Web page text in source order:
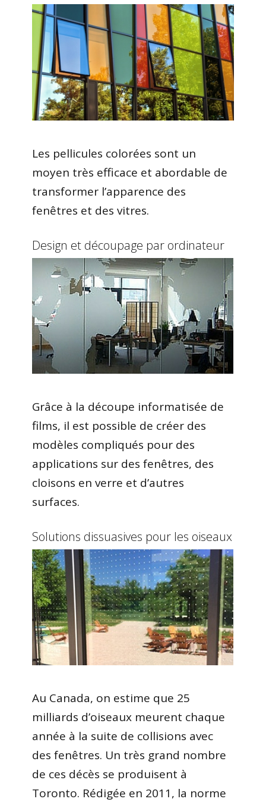
Les pellicules colorées sont un
moyen très efficace et abordable de
transformer l’apparence des
fenêtres et des vitres.
Design et découpage par ordinateur
Grâce à la découpe informatisée de
films, il est possible de créer des
modèles compliqués pour des
applications sur des fenêtres, des
cloisons en verre et d’autres
surfaces.
Solutions dissuasives pour les oiseaux
Au Canada, on estime que 25
milliards d’oiseaux meurent chaque
année à la suite de collisions avec
des fenêtres. Un très grand nombre
de ces décès se produisent à
Toronto. Rédigée en 2011, la norme